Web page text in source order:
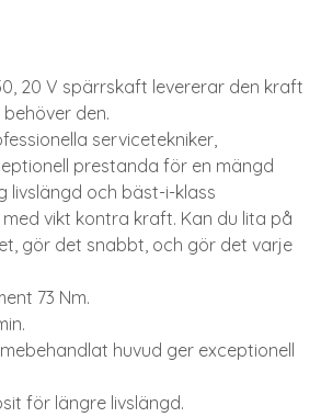
20 V spärrskaft levererar den kraft
den.
servicetekniker,
prestanda för en mängd
livslängd och bäst-i-klass
vikt kontra kraft. Kan du lita på
gör det snabbt, och gör det varje
73 Nm.
huvud ger exceptionell
för längre livslängd.